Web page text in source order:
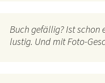
Buch gefällig? Ist schon
lustig. Und mit Foto-